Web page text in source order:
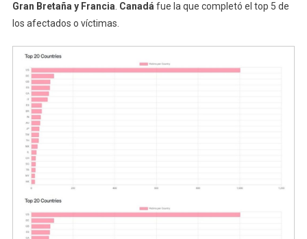
Gran Bretaña y Francia. Canadáfue la que completó el top 5 de
los afectados o víctimas.